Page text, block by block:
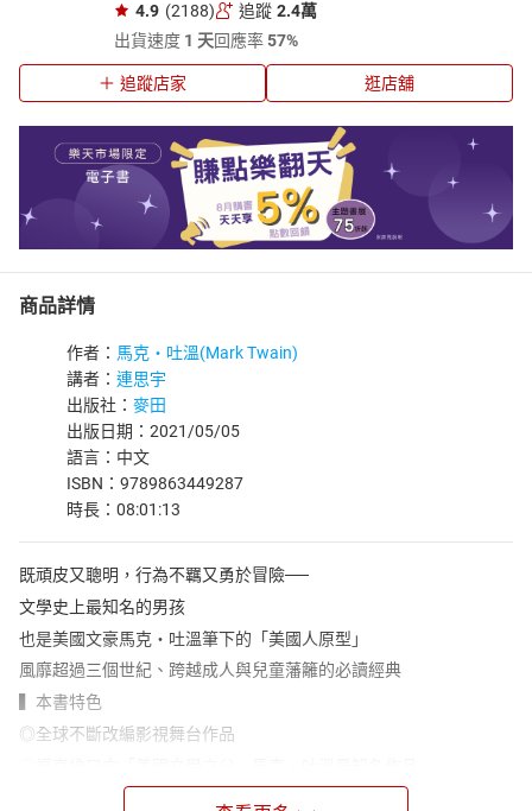
4.9 (2188) 追蹤 2.4萬
出貨速度 1 天回應率57%
追蹤店家 逛店舖
商品詳情
作者： 馬克‧吐溫(Mark Twain)
講者： 連思宇
出版社： 麥田
出版日期：2021/05/05
語言：中文
ISBN：9789863449287
時長：08:01:13
既頑皮又聰明，行為不羈又勇於冒險──
文學史上最知名的男孩
也是美國文豪馬克‧吐溫筆下的「美國人原型」
風靡超過三個世紀、跨越成人與兒童藩籬的必讀經典
▍本書特色
◎全球不斷改編影視舞台作品
◎台灣大學外國語文學系蔡秀枝教授細膩解說，從湯姆到哈克，完